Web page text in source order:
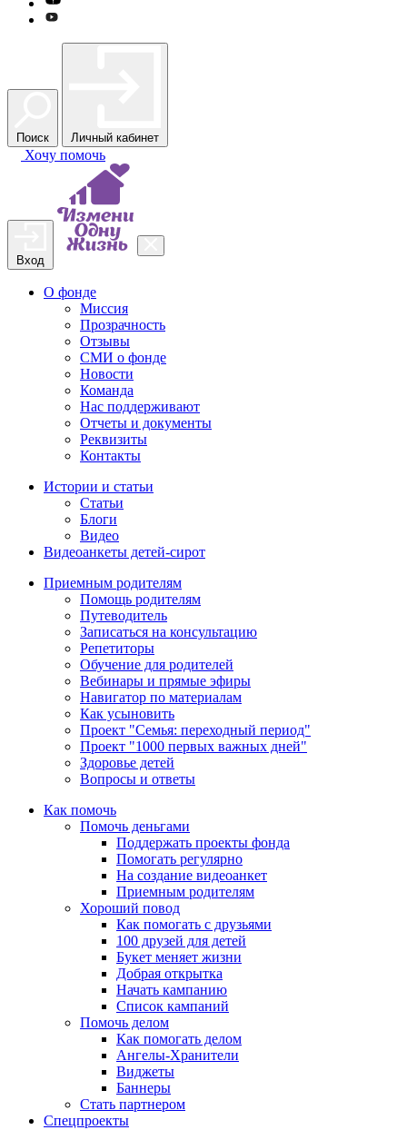
Поиск Личный кабинет
Хочу помочь
Вход
О фонде
Миссия
Прозрачность
Отзывы
СМИ о фонде
Новости
Команда
Нас поддерживают
Отчеты и документы
Реквизиты
Контакты
Истории и статьи
Статьи
Блоги
Видео
Видеоанкеты детей-сирот
Приемным родителям
Помощь родителям
Путеводитель
Записаться на консультацию
Репетиторы
Обучение для родителей
Вебинары и прямые эфиры
Навигатор по материалам
Как усыновить
Проект "Семья: переходный период"
Проект "1000 первых важных дней"
Здоровье детей
Вопросы и ответы
Как помочь
Помочь деньгами
Поддержать проекты фонда
Помогать регулярно
На создание видеоанкет
Приемным родителям
Хороший повод
Как помогать с друзьями
100 друзей для детей
Букет меняет жизни
Добрая открытка
Начать кампанию
Список кампаний
Помочь делом
Как помогать делом
Ангелы-Хранители
Виджеты
Баннеры
Стать партнером
Спецпроекты